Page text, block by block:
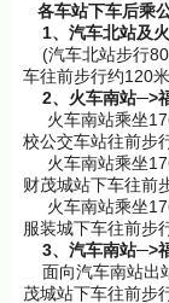
各车站下车后乘
1、汽车北站及
(汽车北站步行80
车往前步行约120
2、火车南站─>
火车南站乘坐
校公交车站往前步
火车南站乘坐
财茂城站下车往前
火车南站乘坐
服装城下车往前步
3、汽车南站─>
面向汽车南站出
茂城站下车往前步